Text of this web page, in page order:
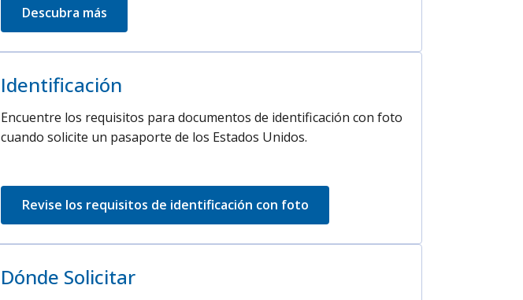
Descubra más
Identificación
Encuentre los requisitos para documentos de identificación con foto
cuando solicite un pasaporte de los Estados Unidos.
Revise los requisitos de identificación con foto
Dónde Solicitar